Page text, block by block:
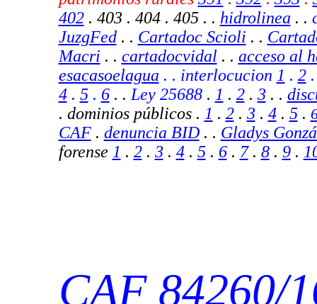
402. 403 . 404 . 405 . . hidrolinea . .
JuzgFed . . Cartadoc Scioli . .
Macri . . cartadocvidal . . acceso al
esacasoelagua . . interlocucion 1 . 2
4. 5. 6. . Ley 25688. 1 . 2. 3. .
. dominios públicos . 1 . 2. 3. 4. 5.
CAF. denuncia BID. . Gladys
forense 1 . 2. 3. 4. 5. 6. 7. 8. 9.
CAF 84260/